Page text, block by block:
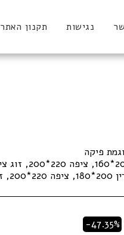
נגישות תקנון האתר
-47.35%